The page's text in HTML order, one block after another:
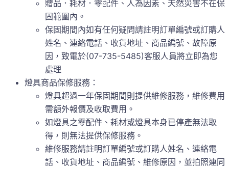
贈品．耗材．零配件、人為因素、天然災害不在保
固範圍內。
保固期間內如有任何疑問請註明訂單編號或訂購人
姓名、連絡電話、收貨地址、商品編號、故障原
因，致電於(07-735-5485)客服人員將立即為您
處理
燈具商品保修服務：
燈具超過一年保固期間則提供維修服務，維修費用
需額外報價及收取費用。
如燈具之零配件、耗材或燈具本身已停產無法取
得，則無法提供保修服務。
維修服務請註明訂單編號或訂購人姓名、連絡電
話、收貨地址、商品編號、維修原因，並拍照連同